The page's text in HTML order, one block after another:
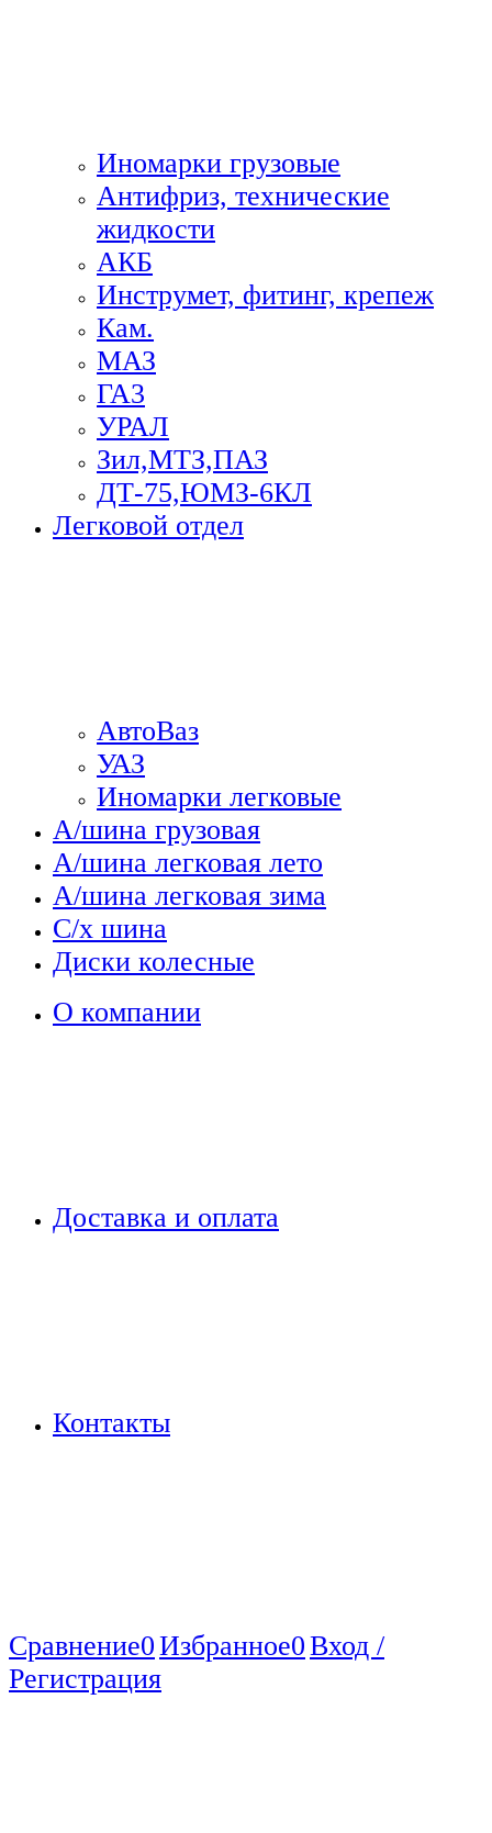
Иномарки грузовые
Антифриз, технические
жидкости
АКБ
Инструмет, фитинг, крепеж
Кам.
МАЗ
ГА3
УРАЛ
Зил,МТЗ,ПАЗ
ДТ-75,ЮМЗ-6КЛ
Легковой отдел
АвтоВаз
УАЗ
Иномарки легковые
А/шина грузовая
А/шина легковая лето
А/шина легковая зима
С/х шина
Диски колесные
О компании
Доставка и оплата
Контакты
Сравнение0Избранное0Вход /
Регистрация